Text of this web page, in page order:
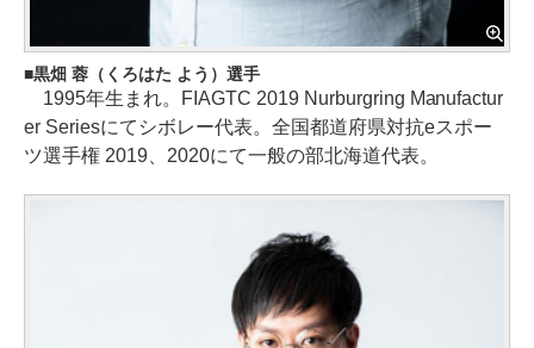
黒畑 蓉（くろはた よう）選手
1995年生まれ。FIAGTC 2019 Nurburgring Manufactur
er Seriesにてシボレー代表。全国都道府県対抗eスポー
ツ選手権 2019、2020にて一般の部北海道代表。